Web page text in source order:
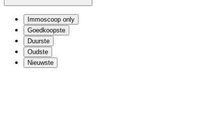
Immoscoop only
Goedkoopste
Duurste
Oudste
Nieuwste